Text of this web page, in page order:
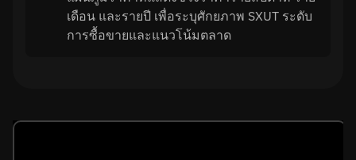
เดือน และรายปี เพื่อระบุศักยภาพ SXUT ระดับ
การซื้อขายและแนวโน้มตลาด